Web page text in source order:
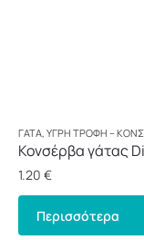
ΓΆΤΑ, ΥΓΡΉ ΤΡΟΦΉ –
Κονσέρβα γάτας
1.20 €
Περισσότερα